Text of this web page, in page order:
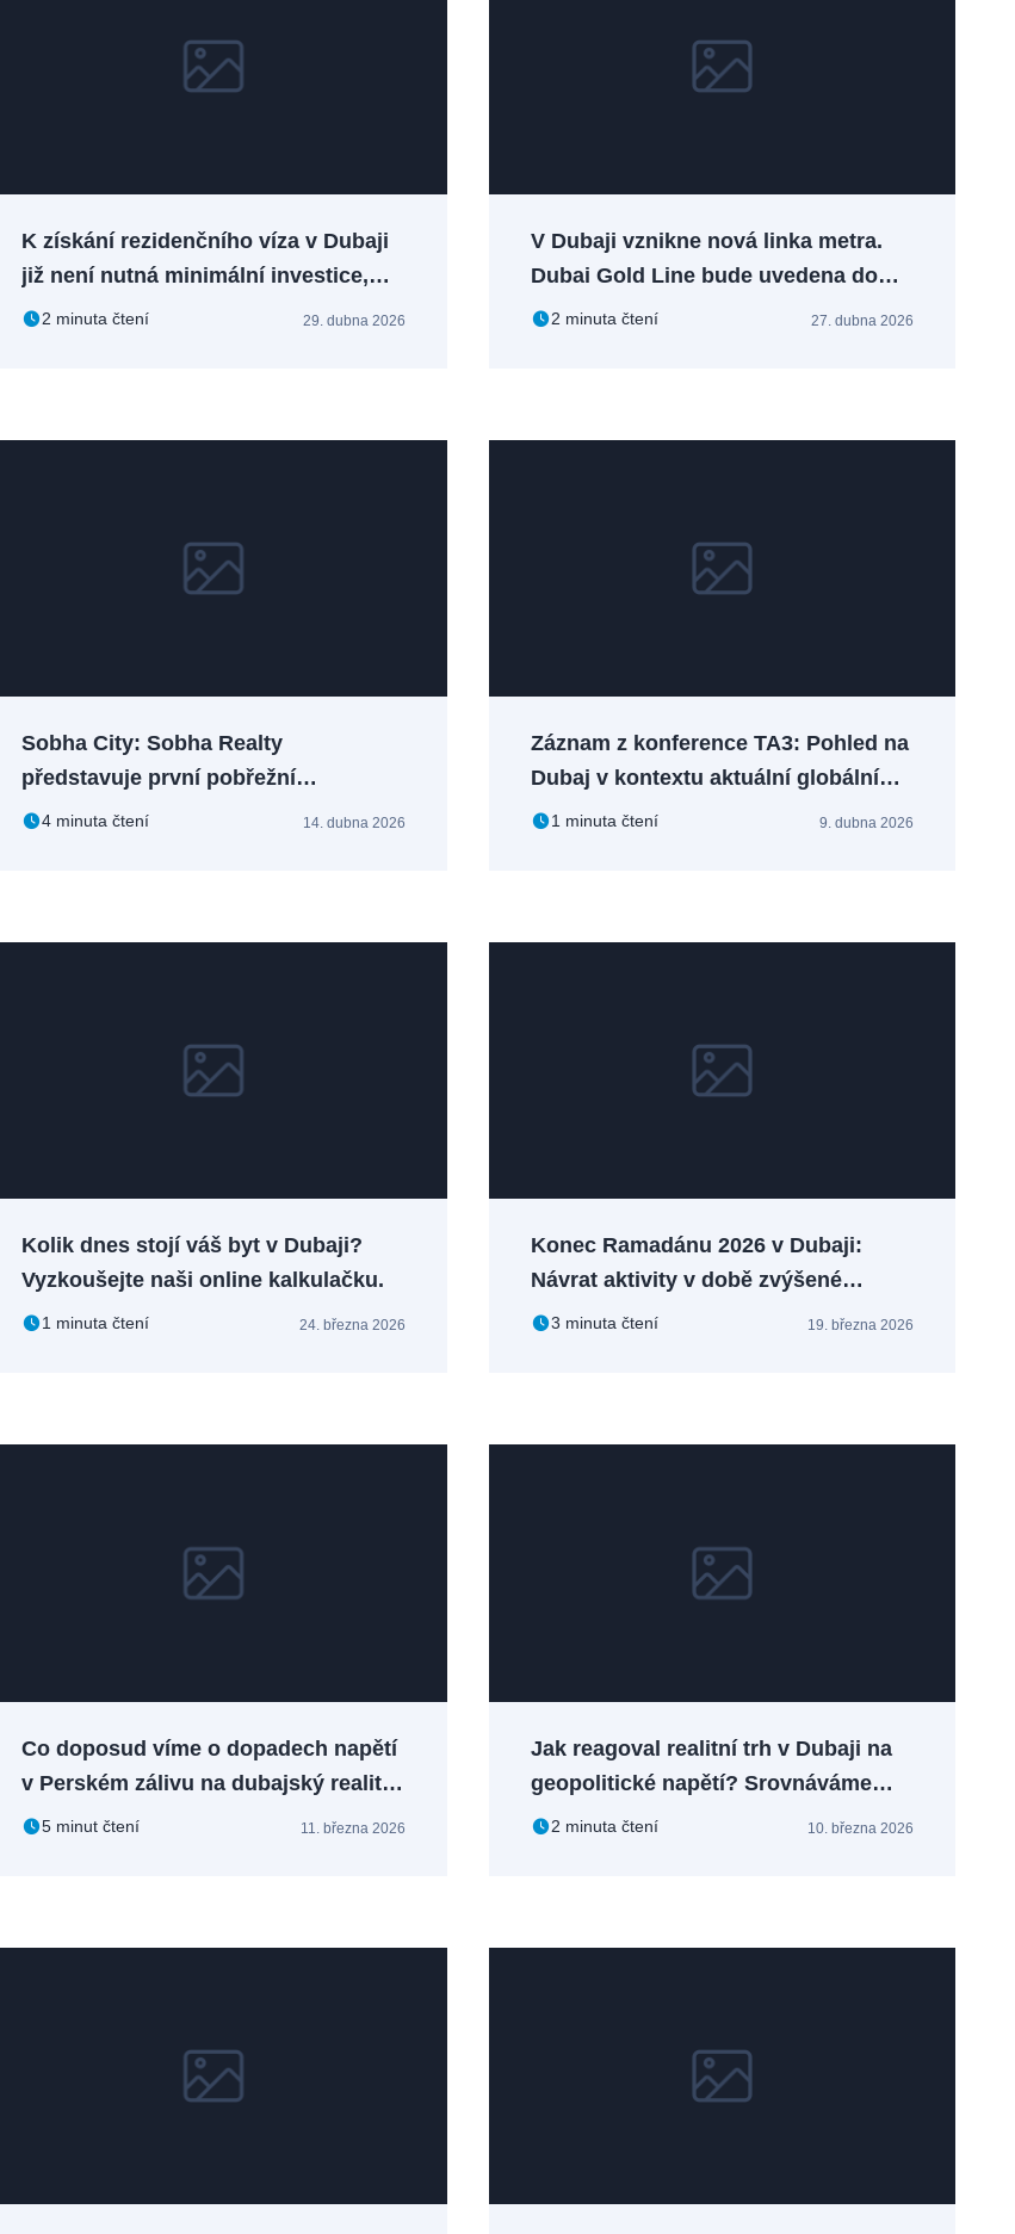
K získání rezidenčního víza v Dubaji
již není nutná minimální investice,
DLD výrazně zjednodušuje pravidla
2 minuta čtení 29. dubna 2026
V Dubaji vznikne nová linka metra.
Dubai Gold Line bude uvedena do
provozu v roce 2032
2 minuta čtení 27. dubna 2026
Sobha City: Sobha Realty
představuje první pobřežní
rezidenční komunita v Abu Dhabi
4 minuta čtení 14. dubna 2026
Záznam z konference TA3: Pohled na
Dubaj v kontextu aktuální globální
situace
1 minuta čtení 9. dubna 2026
Kolik dnes stojí váš byt v Dubaji?
Vyzkoušejte naši online kalkulačku.
1 minuta čtení 24. března 2026
Konec Ramadánu 2026 v Dubaji:
Návrat aktivity v době zvýšené
nejistoty
3 minuta čtení 19. března 2026
Co doposud víme o dopadech napětí
v Perském zálivu na dubajský realitní
trh5 minut čtení 11. března 2026
Jak reagoval realitní trh v Dubaji na
geopolitické napětí? Srovnáváme
celkovou hodnotu a objem prodejů v
2 minuta čtení 10. března 2026